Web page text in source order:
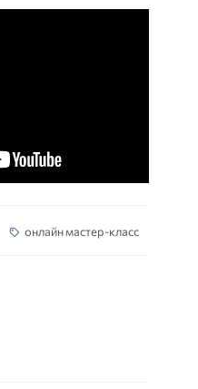
онлайн мастер-класс